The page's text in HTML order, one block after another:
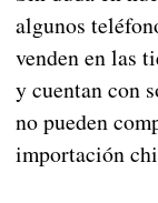
algunos
venden en las
y cuentan con
no pueden
importación